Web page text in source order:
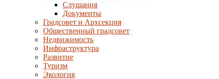
Слушания
Документы
Градсовет и Архсекция
Общественный градсовет
Недвижимость
Инфраструктура
Развитие
Туризм
Экология